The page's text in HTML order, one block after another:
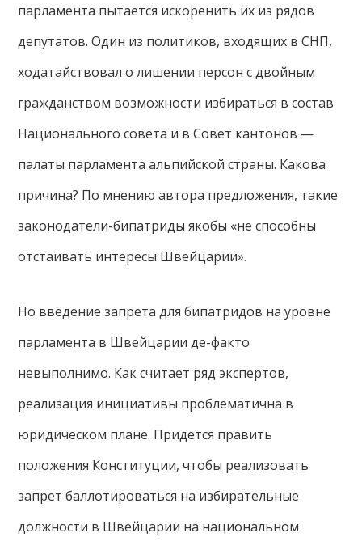
парламента пытается искоренить их из рядов
депутатов. Один из политиков, входящих в СНП,
ходатайствовал о лишении персон с двойным
гражданством возможности избираться в состав
Национального совета и в Совет кантонов —
палаты парламента альпийской страны. Какова
причина? По мнению автора предложения, такие
законодатели-бипатриды якобы «не способны
отстаивать интересы Швейцарии».
Но введение запрета для бипатридов на уровне
парламента в Швейцарии де-факто
невыполнимо. Как считает ряд экспертов,
реализация инициативы проблематична в
юридическом плане. Придется править
положения Конституции, чтобы реализовать
запрет баллотироваться на избирательные
должности в Швейцарии на национальном